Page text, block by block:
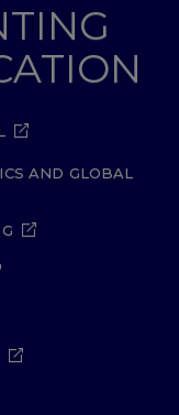
AND GLOBAL